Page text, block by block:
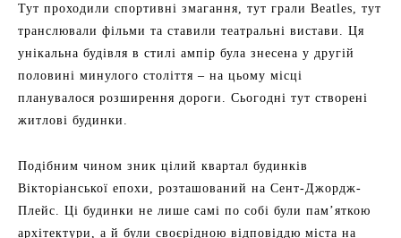
Тут проходили спортивні змагання, тут грали Beatles, тут
транслювали фільми та ставили театральні вистави. Ця
унікальна будівля в стилі ампір була знесена у другій
половині минулого століття – на цьому місці
планувалося розширення дороги. Сьогодні тут створені
житлові будинки.
Подібним чином зник цілий квартал будинків
Вікторіанської епохи, розташований на Сент-Джордж-
Плейс. Ці будинки не лише самі по собі були пам’яткою
архітектури, а й були своєрідною відповіддю міста на